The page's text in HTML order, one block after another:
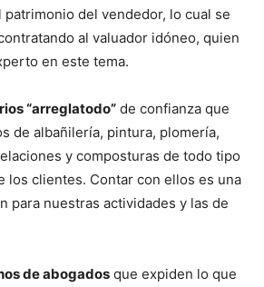
del vendedor, lo cual se
al valuador idóneo, quien
en este tema.
“arreglatodo” de confianza que
de albañilería, pintura, plomería,
y composturas de todo tipo
los clientes. Contar con ellos es una
para nuestras actividades y las de
de abogados que expiden lo que